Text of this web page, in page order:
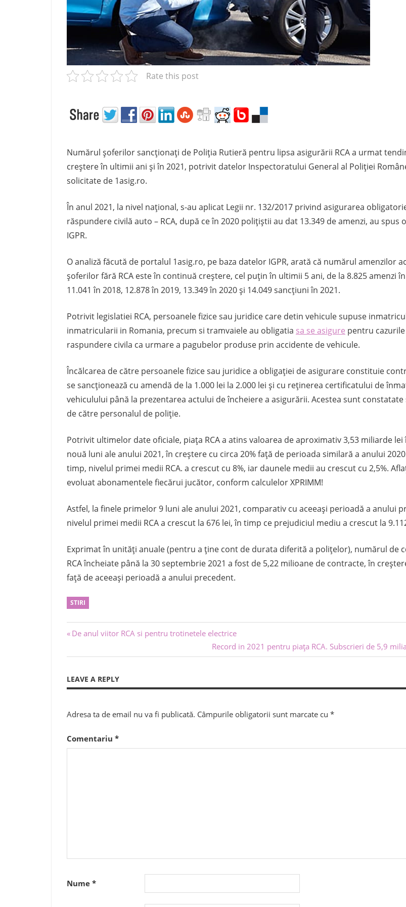
e
l
m
i
p
r
p
t
R
A
Rate this post
Numărul șoferilor sancționați de Poliția Rutieră pentru lipsa asigurării RCA a urmat
creștere în ultimii ani și în 2021, potrivit datelor Inspectoratului General al Poliției
solicitate de 1asig.ro.
În anul 2021, la nivel național, s-au aplicat Legii nr. 132/2017 privind asigurarea
răspundere civilă auto – RCA, după ce în 2020 polițiștii au dat 13.349 de amenzi, au spus
IGPR.
O analiză făcută de portalul 1asig.ro, pe baza datelor IGPR, arată că numărul amenzilor
șoferilor fără RCA este în continuă creștere, cel puțin în ultimii 5 ani, de la 8.825 amenzi
11.041 în 2018, 12.878 în 2019, 13.349 în 2020 și 14.049 sancțiuni în 2021.
Potrivit legislatiei RCA, persoanele fizice sau juridice care detin vehicule supuse
inmatricularii in Romania, precum si tramvaiele au obligatia sa se asigure pentru
raspundere civila ca urmare a pagubelor produse prin accidente de vehicule.
Încălcarea de către persoanele fizice sau juridice a obligației de asigurare constituie
se sancționează cu amendă de la 1.000 lei la 2.000 lei și cu reținerea certificatului de
vehiculului până la prezentarea actului de încheiere a asigurării. Acestea sunt constatate
de către personalul de poliție.
Potrivit ultimelor date oficiale, piața RCA a atins valoarea de aproximativ 3,53 miliarde
nouă luni ale anului 2021, în creștere cu circa 20% față de perioada similară a anului
timp, nivelul primei medii RCA. a crescut cu 8%, iar daunele medii au crescut cu 2,5%.
evoluat abonamentele fiecărui jucător, conform calculelor XPRIMM!
Astfel, la finele primelor 9 luni ale anului 2021, comparativ cu aceeași perioadă a anului
nivelul primei medii RCA a crescut la 676 lei, în timp ce prejudiciul mediu a crescut la
Exprimat în unități anuale (pentru a ține cont de durata diferită a polițelor), numărul de
RCA încheiate până la 30 septembrie 2021 a fost de 5,22 milioane de contracte, în
față de aceeași perioadă a anului precedent.
STIRI
Navigare
în
articole
Previous
De anul viitor RCA si pentru trotinetele electrice
Next
Post:
Record in 2021 pentru piaţa RCA. Subscrieri de 5,9
LEAVE A REPLY
Adresa ta de email nu va fi publicată. Câmpurile obligatorii sunt marcate cu *
Comentariu *
Nume *